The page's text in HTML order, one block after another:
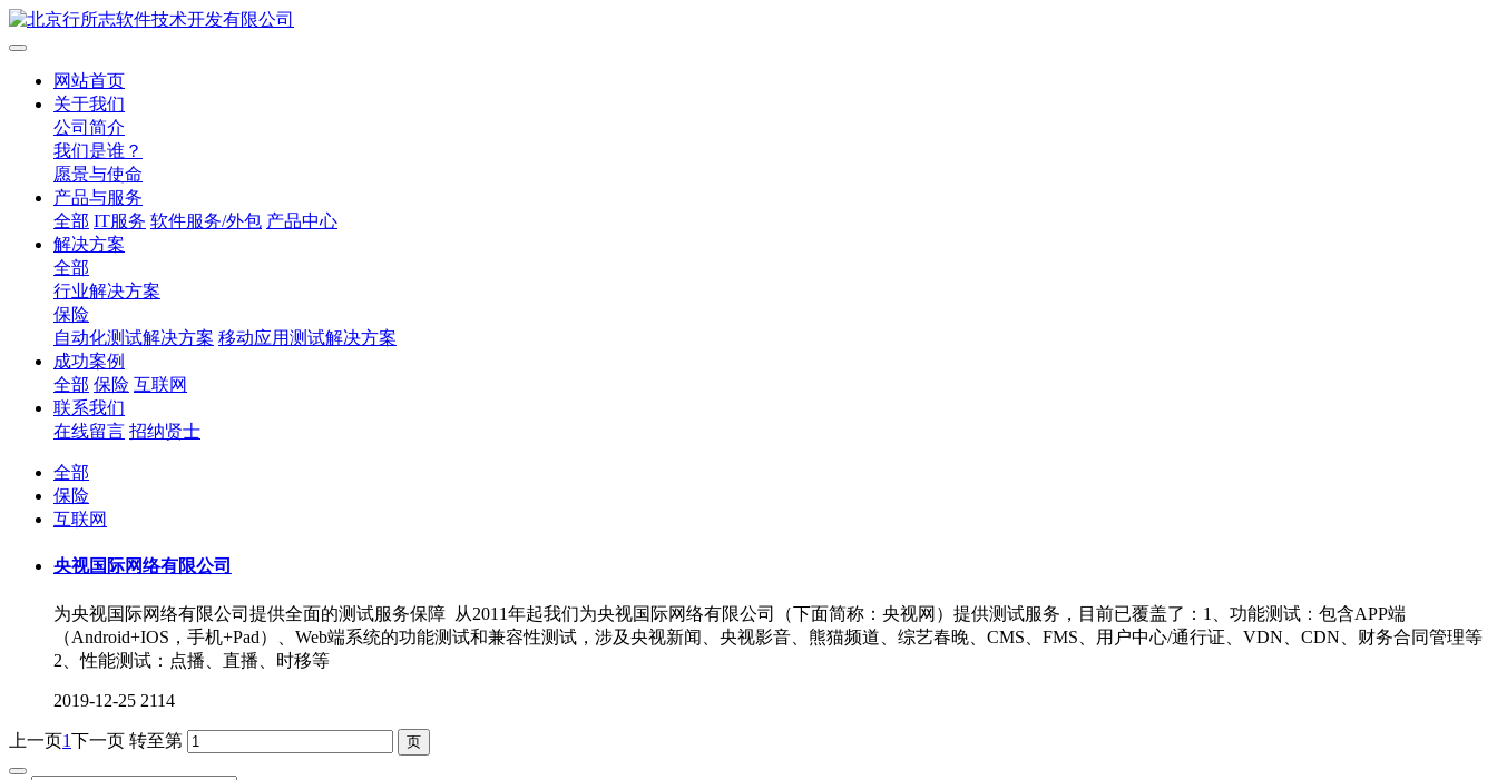
网站首页
关于我们
公司简介
我们是谁？
愿景与使命
产品与服务
全部 IT服务 软件服务/外包 产品中心
解决方案
全部
行业解决方案
保险
自动化测试解决方案 移动应用测试解决方案
成功案例
全部 保险 互联网
联系我们
在线留言 招纳贤士
全部
保险
互联网
央视国际网络有限公司
为央视国际网络有限公司提供全面的测试服务保障 从2011年起我们为央视国际网络有限公司（下面简称：央视网）提供测试服务，目前已覆盖了：1、功能测试：包含APP端
（Android+IOS，手机+Pad）、Web端系统的功能测试和兼容性测试，涉及央视新闻、央视影音、熊猫频道、综艺春晚、CMS、FMS、用户中心/通行证、VDN、CDN、财务合同管理等
2、性能测试：点播、直播、时移等
2019-12-25 2114
上一页1下一页 转至第